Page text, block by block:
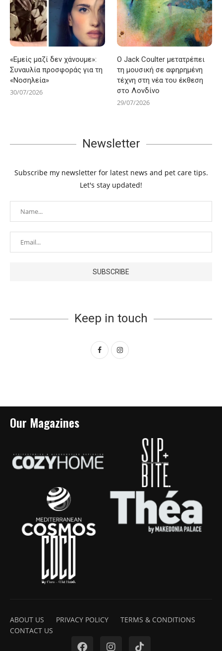
«Εμείς μαζί δεν χάνουμε»:
Συναυλία προσφοράς για τη
«Νοσηλεία»
30/07/2026
Ο Jack Coulter μετατρέπει
τη μουσική σε αφηρημένη
τέχνη στη νέα του έκθεση
στο Λονδίνο
29/07/2026
Newsletter
Subscribe my newsletter for latest news and pet care tips.
Let's stay updated!
Keep in touch
Our Magazines
ABOUT US PRIVACY POLICY
TERMS & CONDITIONS
CONTACT US